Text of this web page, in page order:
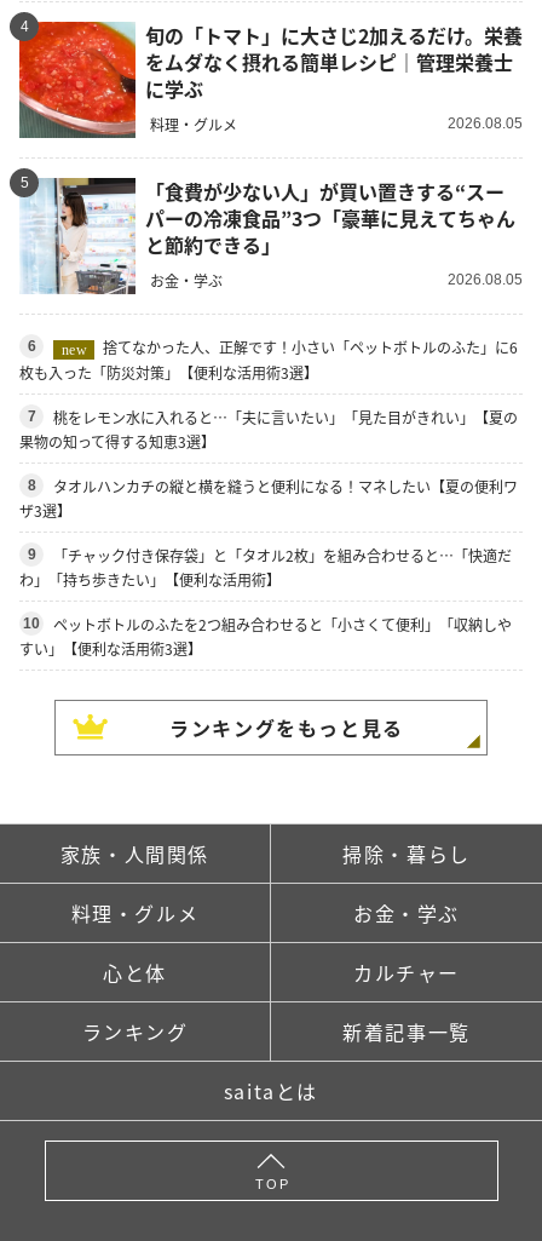
4
旬の「トマト」に大さじ2加えるだけ。栄養
をムダなく摂れる簡単レシピ｜管理栄養士
に学ぶ
料理・グルメ 2026.08.05
5
「食費が少ない人」が買い置きする“スー
パーの冷凍食品”3つ「豪華に見えてちゃん
と節約できる」
お金・学ぶ 2026.08.05
6 new
捨てなかった人、正解です！小さい「ペットボトルのふた」に6
枚も入った「防災対策」【便利な活用術3選】
7
桃をレモン水に入れると…「夫に言いたい」「見た目がきれい」【夏の
果物の知って得する知恵3選】
8
タオルハンカチの縦と横を縫うと便利になる！マネしたい【夏の便利ワ
ザ3選】
9
「チャック付き保存袋」と「タオル2枚」を組み合わせると…「快適だ
わ」「持ち歩きたい」【便利な活用術】
10
ペットボトルのふたを2つ組み合わせると「小さくて便利」「収納しや
すい」【便利な活用術3選】
ランキングをもっと見る
家族・人間関係 掃除・暮らし
料理・グルメ お金・学ぶ
心と体 カルチャー
ランキング 新着記事一覧
saitaとは
TOP